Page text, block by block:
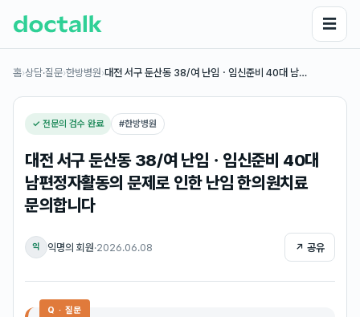
☰
홈›상담·질문›한방병원›대전 서구 둔산동 38/여 난임ㆍ임신준비 40대 남…
✓ 전문의 검수 완료 #한방병원
대전 서구 둔산동 38/여 난임ㆍ임신준비 40대
남편정자활동의 문제로 인한 난임 한의원치료
문의합니다
익 익명의 회원·2026.06.08 ↗ 공유
Q · 질문